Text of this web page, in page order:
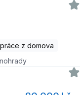
z domova